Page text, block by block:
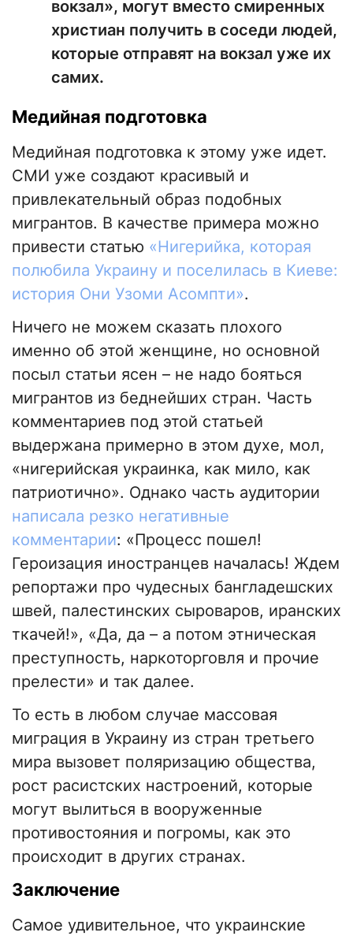
вокзал», могут вместо смиренных
христиан получить в соседи людей,
которые отправят на вокзал уже их
самих.
Медийная подготовка
Медийная подготовка к этому уже идет.
СМИ уже создают красивый и
привлекательный образ подобных
мигрантов. В качестве примера можно
привести статью «Нигерийка, которая
полюбила Украину и поселилась в Киеве:
история Они Узоми Асомпти».
Ничего не можем сказать плохого
именно об этой женщине, но основной
посыл статьи ясен – не надо бояться
мигрантов из беднейших стран. Часть
комментариев под этой статьей
выдержана примерно в этом духе, мол,
«нигерийская украинка, как мило, как
патриотично». Однако часть аудитории
написала резко негативные
комментарии: «Процесс пошел!
Героизация иностранцев началась! Ждем
репортажи про чудесных бангладешских
швей, палестинских сыроваров, иранских
ткачей!», «Да, да – а потом этническая
преступность, наркоторговля и прочие
прелести» и так далее.
То есть в любом случае массовая
миграция в Украину из стран третьего
мира вызовет поляризацию общества,
рост расистских настроений, которые
могут вылиться в вооруженные
противостояния и погромы, как это
происходит в других странах.
Заключение
Самое удивительное, что украинские